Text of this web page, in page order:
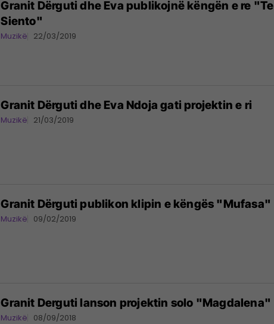
Granit Dërguti dhe Eva publikojnë këngën e re "Te
Siento"
Muzikë 22/03/2019
Granit Dërguti dhe Eva Ndoja gati projektin e ri
Muzikë 21/03/2019
Granit Dërguti publikon klipin e këngës "Mufasa"
Muzikë 09/02/2019
Granit Derguti lanson projektin solo "Magdalena"
Muzikë 08/09/2018